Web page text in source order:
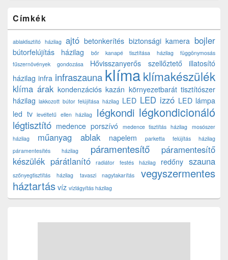
Címkék
ablaktisztító házilag ajtó betonkerítés biztonsági kamera bojler
bútorfelújítás házilag bőr kanapé tisztítása házilag
függönymosás
fűszernövények gondozása
Hővisszanyerős szellőztető
illatosító
házilag infra infraszauna klímaklímakészülék
klíma árak kondenzációs kazán környezetbarát tisztítószer
házilag lakkozott bútor felújítása házilag LED LED izzó LED lámpa
led tv levéltetű ellen házilag légkondi légkondicionáló
légtisztító medence porszívó medence tisztítás házilag
mosószer
házilag
műanyag ablak napelem
parketta felújítás házilag
páramentesítés házilag
páramentesítő
páramentesítő
készülék párátlanító radiátor festés házilag redőny szauna
szőnyegtisztítás házilag tavaszi nagytakarítás
vegyszermentes
háztartás víz vízlágyítás házilag